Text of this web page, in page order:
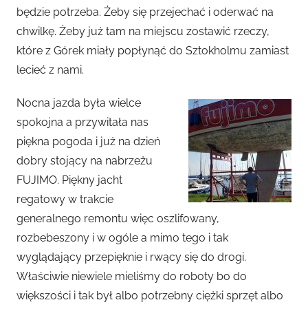
będzie potrzeba. Żeby się przejechać i oderwać na
chwilkę. Żeby już tam na miejscu zostawić rzeczy,
które z Górek miały popłynąć do Sztokholmu zamiast
lecieć z nami.
Nocna jazda była wielce
spokojna a przywitała nas
piękna pogoda i już na dzień
dobry stojący na nabrzeżu
FUJIMO. Piękny jacht
regatowy w trakcie
generalnego remontu więc oszlifowany,
rozbebeszony i w ogóle a mimo tego i tak
wyglądający przepięknie i rwący się do drogi.
Właściwie niewiele mieliśmy do roboty bo do
większości i tak był albo potrzebny ciężki sprzęt albo